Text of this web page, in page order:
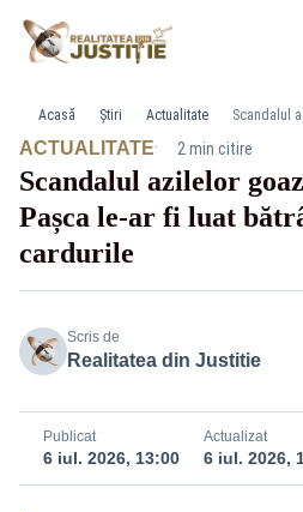
Acasă Știri Actualitate
ACTUALITATE· 2 min citire
Scandalul azilelor
Pașca le-ar fi luat
cardurile
Scris de
Realitatea din Justitie
Publicat
6 iul. 2026, 13:00
Actualizat
6 iul. 2026,